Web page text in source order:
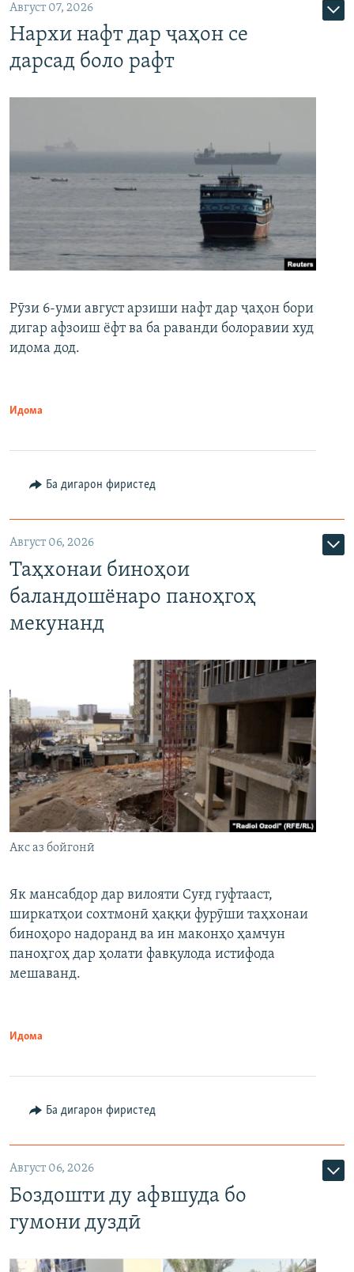
Август 07, 2026
Нархи нафт дар ҷаҳон се
дарсад боло рафт
Рӯзи 6-уми август арзиши нафт дар ҷаҳон бори
дигар афзоиш ёфт ва ба раванди болоравии худ
идома дод.
Идома
Ба дигарон фиристед
Август 06, 2026
Таҳхонаи биноҳои
баландошёнаро паноҳгоҳ
мекунанд
Акс аз бойгонӣ
Як мансабдор дар вилояти Суғд гуфтааст,
ширкатҳои сохтмонӣ ҳаққи фурӯши таҳхонаи
биноҳоро надоранд ва ин маконҳо ҳамчун
паноҳгоҳ дар ҳолати фавқулода истифода
мешаванд.
Идома
Ба дигарон фиристед
Август 06, 2026
Боздошти ду афвшуда бо
гумони дуздӣ